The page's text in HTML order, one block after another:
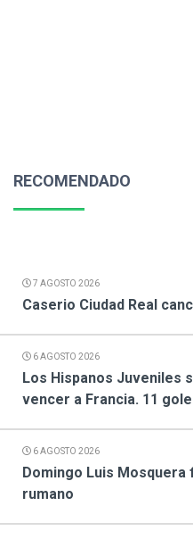
RECOMENDADO
7 AGOSTO 2026
Caserio Ciudad Real
6 AGOSTO 2026
Los Hispanos Juveniles
vencer a Francia. 11
6 AGOSTO 2026
Domingo Luis Mosquera
rumano